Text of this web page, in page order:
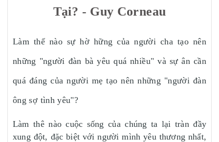
Tại? - Guy Corneau
Làm thế nào sự hờ hững của người cha tạo nên
những "người đàn bà yêu quá nhiều" và sự ân cần
quá đáng của người mẹ tạo nên những "người đàn
ông sợ tình yêu"?
Làm thê nào cuộc sống của chúng ta lại tràn đầy
xung đột, đặc biệt với người mình yêu thương nhất,